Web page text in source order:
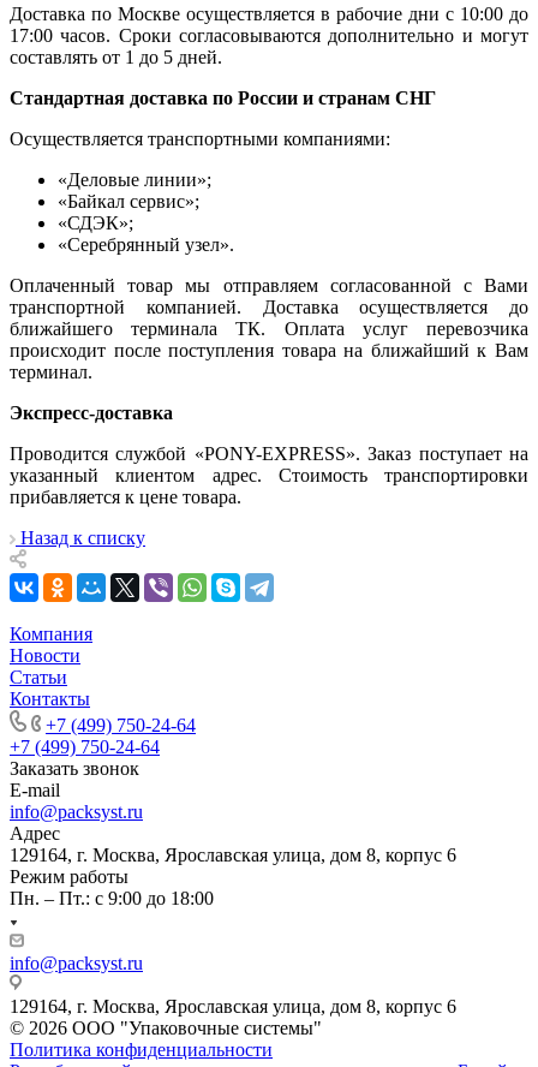
Доставка по Москве осуществляется в рабочие дни с 10:00 до
17:00 часов. Сроки согласовываются дополнительно и могут
составлять от 1 до 5 дней.
Стандартная доставка по России и странам СНГ
Осуществляется транспортными компаниями:
«Деловые линии»;
«Байкал сервис»;
«СДЭК»;
«Серебрянный узел».
Оплаченный товар мы отправляем согласованной с Вами
транспортной компанией. Доставка осуществляется до
ближайшего терминала ТК. Оплата услуг перевозчика
происходит после поступления товара на ближайший к Вам
терминал.
Экспресс-доставка
Проводится службой «PONY-EXPRESS». Заказ поступает на
указанный клиентом адрес. Стоимость транспортировки
прибавляется к цене товара.
Назад к списку
Компания
Новости
Статьи
Контакты
+7 (499) 750-24-64
+7 (499) 750-24-64
Заказать звонок
E-mail
info@packsyst.ru
Адрес
129164, г. Москва, Ярославская улица, дом 8, корпус 6
Режим работы
Пн. – Пт.: с 9:00 до 18:00
info@packsyst.ru
129164, г. Москва, Ярославская улица, дом 8, корпус 6
© 2026 ООО "Упаковочные системы"
Политика конфиденциальности